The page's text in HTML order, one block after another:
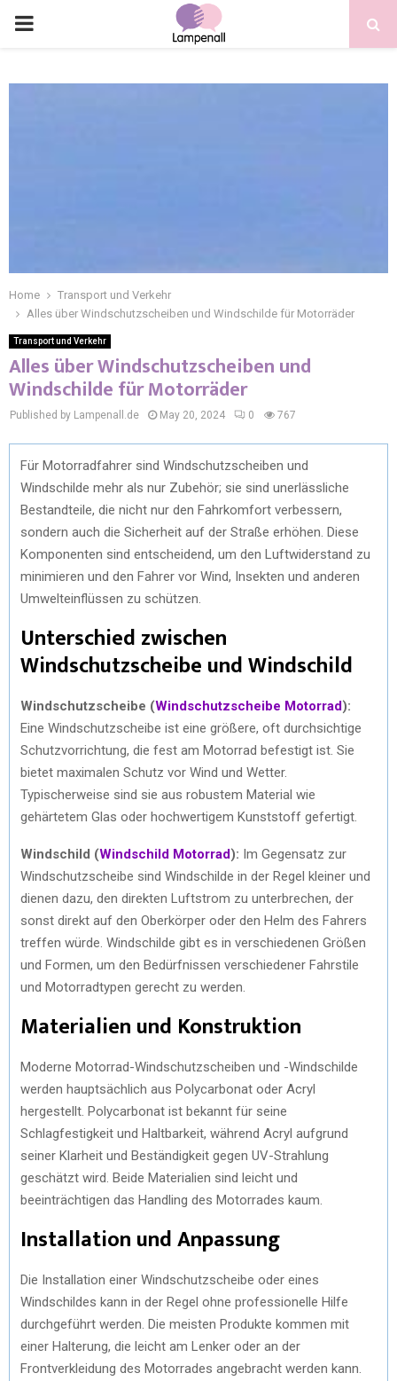
Home
Transport und Verkehr
Alles über Windschutzscheiben und Windschilde für Motorräder
Transport und Verkehr
Alles über Windschutzscheiben und
Windschilde für Motorräder
Published by Lampenall.de May 20, 2024 0 767
Für Motorradfahrer sind Windschutzscheiben und
Windschilde mehr als nur Zubehör; sie sind unerlässliche
Bestandteile, die nicht nur den Fahrkomfort verbessern,
sondern auch die Sicherheit auf der Straße erhöhen. Diese
Komponenten sind entscheidend, um den Luftwiderstand zu
minimieren und den Fahrer vor Wind, Insekten und anderen
Umwelteinflüssen zu schützen.
Unterschied zwischen
Windschutzscheibe und Windschild
Windschutzscheibe (Windschutzscheibe Motorrad):
Eine Windschutzscheibe ist eine größere, oft durchsichtige
Schutzvorrichtung, die fest am Motorrad befestigt ist. Sie
bietet maximalen Schutz vor Wind und Wetter.
Typischerweise sind sie aus robustem Material wie
gehärtetem Glas oder hochwertigem Kunststoff gefertigt.
Windschild (Windschild Motorrad): Im Gegensatz zur
Windschutzscheibe sind Windschilde in der Regel kleiner und
dienen dazu, den direkten Luftstrom zu unterbrechen, der
sonst direkt auf den Oberkörper oder den Helm des Fahrers
treffen würde. Windschilde gibt es in verschiedenen Größen
und Formen, um den Bedürfnissen verschiedener Fahrstile
und Motorradtypen gerecht zu werden.
Materialien und Konstruktion
Moderne Motorrad-Windschutzscheiben und -Windschilde
werden hauptsächlich aus Polycarbonat oder Acryl
hergestellt. Polycarbonat ist bekannt für seine
Schlagfestigkeit und Haltbarkeit, während Acryl aufgrund
seiner Klarheit und Beständigkeit gegen UV-Strahlung
geschätzt wird. Beide Materialien sind leicht und
beeinträchtigen das Handling des Motorrades kaum.
Installation und Anpassung
Die Installation einer Windschutzscheibe oder eines
Windschildes kann in der Regel ohne professionelle Hilfe
durchgeführt werden. Die meisten Produkte kommen mit
einer Halterung, die leicht am Lenker oder an der
Frontverkleidung des Motorrades angebracht werden kann.